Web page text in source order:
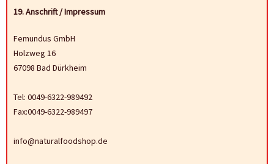
19. Anschrift / Impressum
Femundus GmbH
Holzweg 16
67098 Bad Dürkheim
Tel: 0049-6322-989492
Fax:0049-6322-989497
info@naturalfoodshop.de